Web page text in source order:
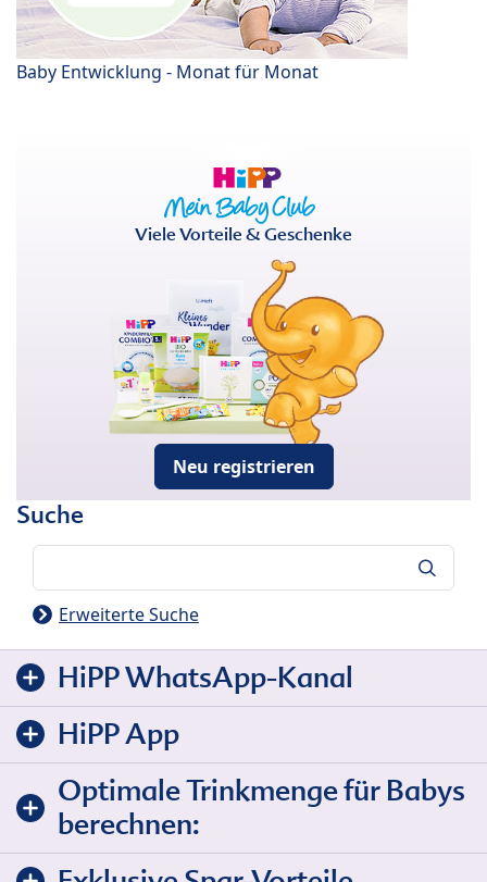
Baby Entwicklung - Monat für Monat
Viele Vorteile & Geschenke
Neu registrieren
Suche
Erweiterte Suche
HiPP WhatsApp-Kanal
HiPP App
Optimale Trinkmenge für Babys
berechnen: